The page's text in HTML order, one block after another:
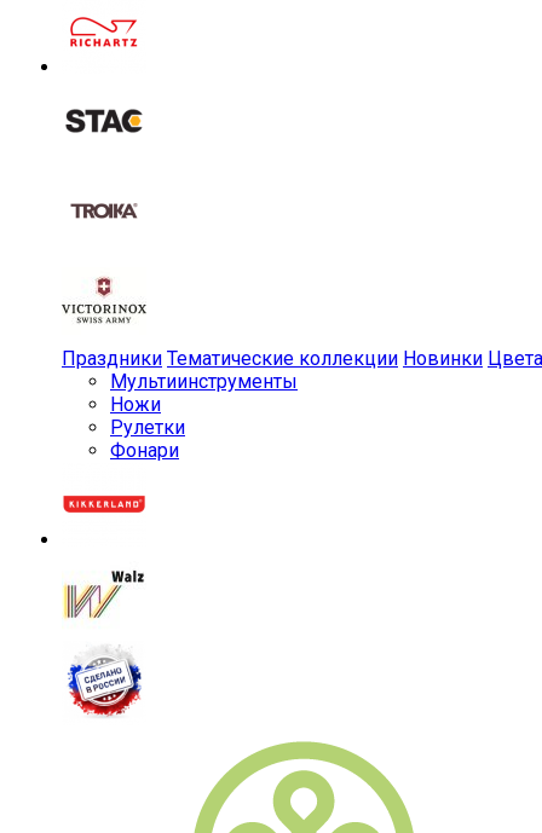
Праздники Тематические коллекции Новинки Цвета
Мульти­инструменты
Ножи
Рулетки
Фонари